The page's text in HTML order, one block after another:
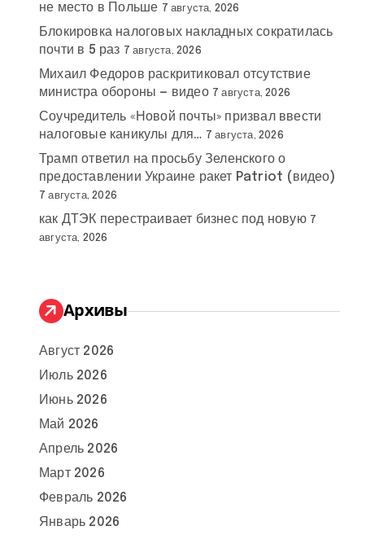
не место в Польше 7 августа, 2026
Блокировка налоговых накладных сократилась
почти в 5 раз 7 августа, 2026
Михаил Федоров раскритиковал отсутствие
министра обороны — видео 7 августа, 2026
Соучредитель «Новой почты» призвал ввести
налоговые каникулы для… 7 августа, 2026
Трамп ответил на просьбу Зеленского о
предоставлении Украине ракет Patriot (видео)
7 августа, 2026
как ДТЭК перестраивает бизнес под новую 7
августа, 2026
Архивы
Август 2026
Июль 2026
Июнь 2026
Май 2026
Апрель 2026
Март 2026
Февраль 2026
Январь 2026